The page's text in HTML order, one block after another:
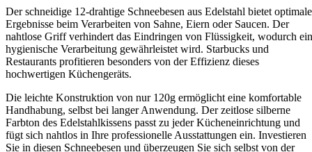
Der schneidige 12-drahtige Schneebesen aus Edelstahl bietet optimale
Ergebnisse beim Verarbeiten von Sahne, Eiern oder Saucen. Der
nahtlose Griff verhindert das Eindringen von Flüssigkeit, wodurch
hygienische Verarbeitung gewährleistet wird. Starbucks und
Restaurants profitieren besonders von der Effizienz dieses
hochwertigen Küchengeräts.
Die leichte Konstruktion von nur 120g ermöglicht eine komfortable
Handhabung, selbst bei langer Anwendung. Der zeitlose silberne
Farbton des Edelstahlkissens passt zu jeder Kücheneinrichtung und
fügt sich nahtlos in Ihre professionelle Ausstattungen ein. Investieren
Sie in diesen Schneebesen und überzeugen Sie sich selbst von der